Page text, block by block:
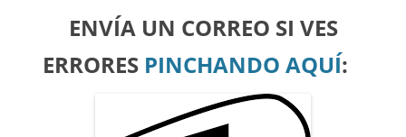
ENVÍA UN CORREO SI VES
ERRORES PINCHANDO AQUÍ: